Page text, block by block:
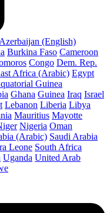
Azerbaijan (English)
Burkina Faso Cameroon
Congo Dem. Rep.
Africa (Arabic) Egypt
Guinea
Ghana Guinea Iraq Israel
Lebanon Liberia Libya
Mauritius Mayotte
Nigeria Oman
(Arabic) Saudi Arabia
Leone South Africa
Uganda United Arab